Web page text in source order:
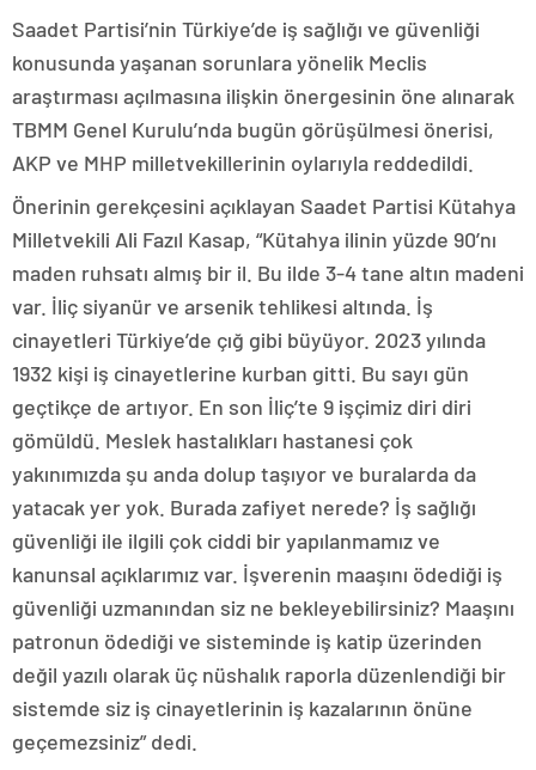
Saadet Partisi’nin Türkiye’de iş sağlığı ve güvenliği
konusunda yaşanan sorunlara yönelik Meclis
araştırması açılmasına ilişkin önergesinin öne alınarak
TBMM Genel Kurulu’nda bugün görüşülmesi önerisi,
AKP ve MHP milletvekillerinin oylarıyla reddedildi.
Önerinin gerekçesini açıklayan Saadet Partisi Kütahya
Milletvekili Ali Fazıl Kasap, “Kütahya ilinin yüzde 90’nı
maden ruhsatı almış bir il. Bu ilde 3-4 tane altın madeni
var. İliç siyanür ve arsenik tehlikesi altında. İş
cinayetleri Türkiye’de çığ gibi büyüyor. 2023 yılında
1932 kişi iş cinayetlerine kurban gitti. Bu sayı gün
geçtikçe de artıyor. En son İliç’te 9 işçimiz diri diri
gömüldü. Meslek hastalıkları hastanesi çok
yakınımızda şu anda dolup taşıyor ve buralarda da
yatacak yer yok. Burada zafiyet nerede? İş sağlığı
güvenliği ile ilgili çok ciddi bir yapılanmamız ve
kanunsal açıklarımız var. İşverenin maaşını ödediği iş
güvenliği uzmanından siz ne bekleyebilirsiniz? Maaşını
patronun ödediği ve sisteminde iş katip üzerinden
değil yazılı olarak üç nüshalık raporla düzenlendiği bir
sistemde siz iş cinayetlerinin iş kazalarının önüne
geçemezsiniz” dedi.